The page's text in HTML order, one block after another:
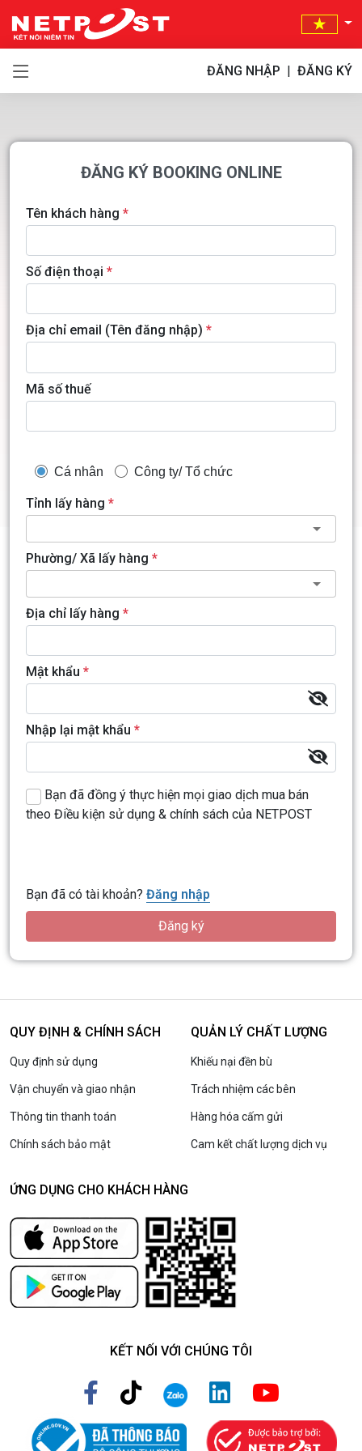
ĐĂNG NHẬP | ĐĂNG KÝ
ĐĂNG KÝ BOOKING ONLINE
Tên khách hàng *
Số điện thoại *
Địa chỉ email (Tên đăng nhập) *
Mã số thuế
Cá nhân Công ty/ Tổ chức
Tỉnh lấy hàng *
Phường/ Xã lấy hàng *
Địa chỉ lấy hàng *
Mật khẩu *
Nhập lại mật khẩu *
Bạn đã đồng ý thực hiện mọi giao dịch mua bán
theo Điều kiện sử dụng & chính sách của NETPOST
Bạn đã có tài khoản? Đăng nhập
Đăng ký
QUY ĐỊNH & CHÍNH SÁCH
Quy định sử dụng
Vận chuyển và giao nhận
Thông tin thanh toán
Chính sách bảo mật
QUẢN LÝ CHẤT LƯỢNG
Khiếu nại đền bù
Trách nhiệm các bên
Hàng hóa cấm gửi
Cam kết chất lượng dịch vụ
ỨNG DỤNG CHO KHÁCH HÀNG
KẾT NỐI VỚI CHÚNG TÔI